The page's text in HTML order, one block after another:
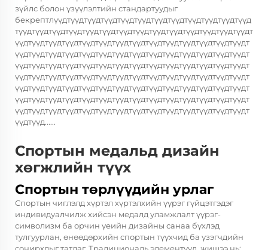
зүйлс болон үзүүлэлтийн стандартуудыг
бекрептлүүдтүүдтүүдтүүдтүүдтүүдтүүдтүүдтүүдтүүдтүүдтүүд
түүдтүүдтүүдтүүдтүүдтүүдтүүдтүүдтүүдтүүдтүүдтүүдтүүдтүүдт
үүдтүүдтүүдтүүдтүүдтүүдтүүдтүүдтүүдтүүдтүүдтүүдтүүдтүүдт
үүдтүүдтүүдтүүдтүүдтүүдтүүдтүүдтүүдтүүдтүүдтүүдтүүдтүүдт
үүдтүүдтүүдтүүдтүүдтүүдтүүдтүүдтүүдтүүдтүүдтүүдтүүдтүүдт
үүдтүүдтүүдтүүдтүүдтүүдтүүдтүүдтүүдтүүдтүүдтүүдтүүдтүүдт
үүдтүүдтүүдтүүдтүүдтүүдтүүдтүүдтүүдтүүдтүүдтүүдтүүдтүүдт
үүдтүүдтүүдтүүдтүүдтүүдтүүдтүүдтүүдтүүдтүүдтүүдтүүдтүүдт
үүдтүүдтүүдтүүдтүүдтүүдтүүдтүүдтүүдтүүдтүүдтүүдтүүдтүүдт
үүдтүүд......
Спортын медальд дизайн
хөгжлийн түүх
Спортын төрлүүдийн урлаг
Спортын чиглэлд хүртэл хүртэлхийн үүрэг гүйцэтгэдэг
индивидуалчилж хийсэн медалд уламжлалт үүрэг-
символизм ба орчин үеийн дизайны санаа бүхлэд
тулгуурлан, өнөөдөрхийн спортын түүхчид ба үзэгчдийн
сонирхлыг татдаг. Традициональ элементүүд, жишээ нь: